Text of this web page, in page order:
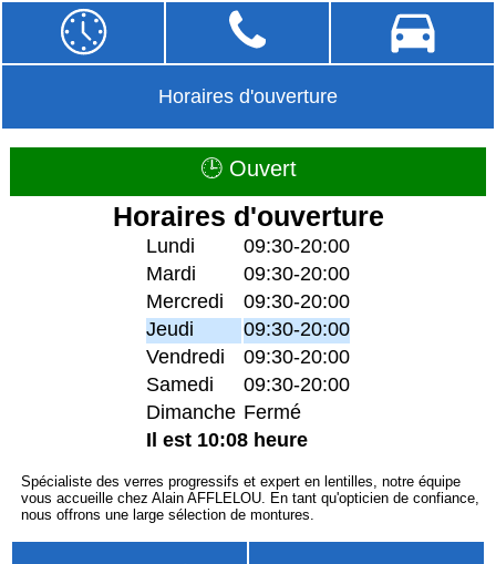
Horaires d'ouverture
🕒 Ouvert
Horaires d'ouverture
Lundi
09:30-20:00
Mardi
09:30-20:00
Mercredi
09:30-20:00
Jeudi
09:30-20:00
Vendredi
09:30-20:00
Samedi
09:30-20:00
Dimanche Fermé
Il est 10:08 heure
Spécialiste des verres progressifs et expert en lentilles, notre équipe
vous accueille chez Alain AFFLELOU. En tant qu'opticien de confiance,
nous offrons une large sélection de montures.